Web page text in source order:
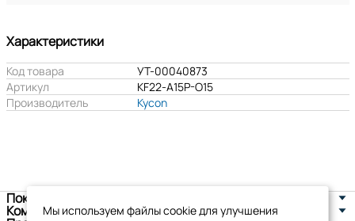
Характеристики
Код товара
УТ-00040873
Артикул
KF22-A15P-O15
Производитель
Kycon
Покупателям
КомпанияМы используем файлы cookie для улучшения